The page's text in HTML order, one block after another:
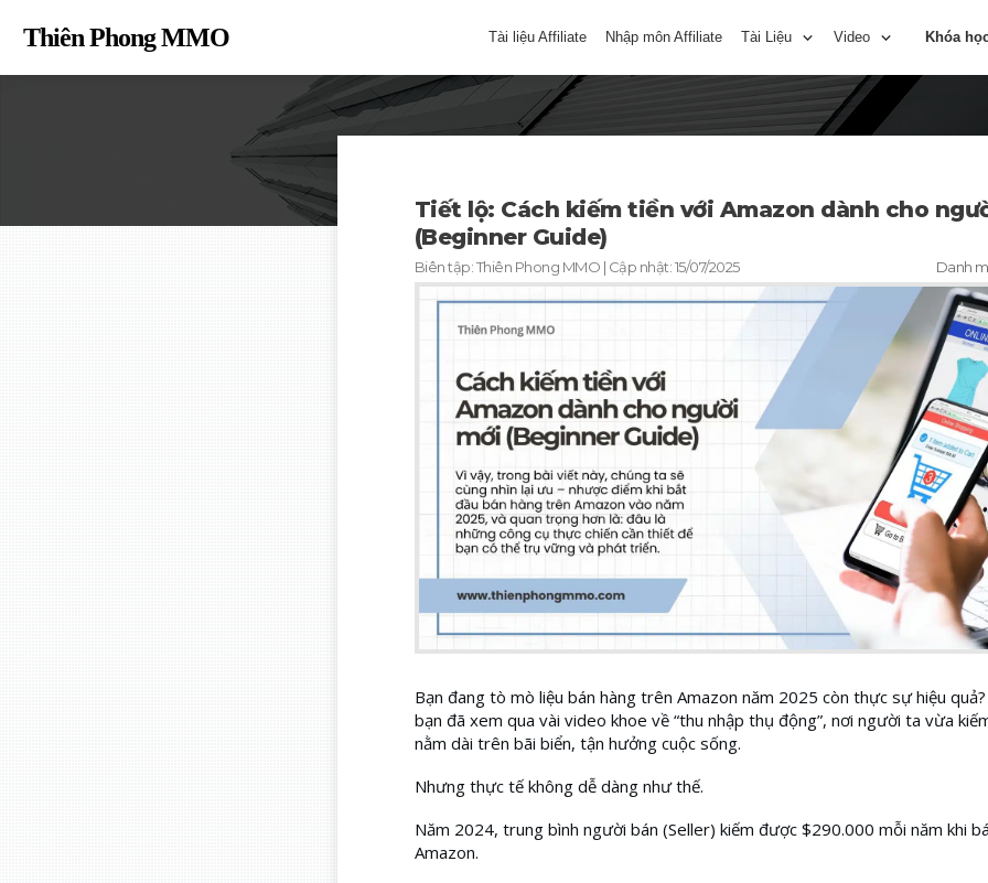
Thiên Phong MMO Tài liệu Affiliate Nhập môn Affiliate Tài Liệu Video Khóa
Tiết lộ: Cách kiếm tiền với Amazon dành cho
(Beginner Guide)
Biên tập:Thiên Phong MMO | Cập nhật:15/07/2025 Danh
Bạn đang tò mò liệu bán hàng trên Amazon năm 2025 còn thực sự hiệu
bạn đã xem qua vài video khoe về “thu nhập thụ động”, nơi người ta vừa
nằm dài trên bãi biển, tận hưởng cuộc sống.
Nhưng thực tế không dễ dàng như thế.
Năm 2024, trung bình người bán (Seller) kiếm được $290.000 mỗi năm khi
Amazon.